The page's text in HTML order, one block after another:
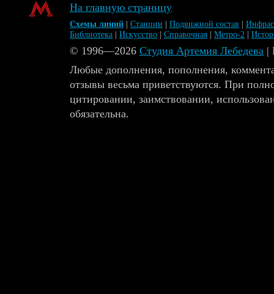
На главную страницу
Схемы линий | Станции | Подвижной состав |
Библиотека | Искусство | Справочная | Метро-2 |
© 1996—2026 Студия Артемия Лебедева |
Любые дополнения, пополнения,
отзывы весьма приветствуются. При
цитировании, заимствовании,
обязательна.